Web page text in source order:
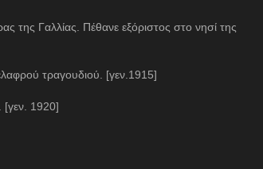
Γαλλίας. Πέθανε εξόριστος στο νησί της
τραγουδιού. [γεν.1915]
[γεν. 1920]